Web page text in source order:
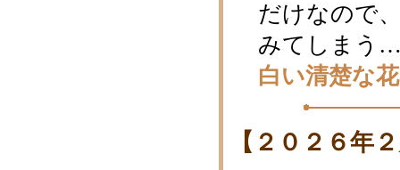
だけなので
みてしまう
白い清楚な花
【２０２６年